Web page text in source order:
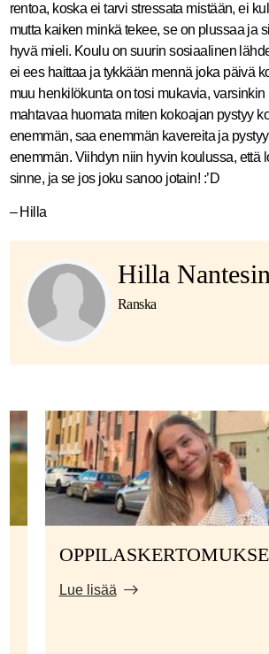
rentoa, koska ei tarvi stressata mistään, ei
mutta kaiken minkä tekee, se on plussaa ja
hyvä mieli. Koulu on suurin sosiaalinen
ei ees haittaa ja tykkään mennä joka päivä
muu henkilökunta on tosi mukavia,
mahtavaa huomata miten kokoajan pystyy
enemmän, saa enemmän kavereita ja
enemmän. Viihdyn niin hyvin koulussa, että
sinne, ja se jos joku sanoo jotain! :’D
– Hilla
Hilla Nantesin
Ranska
Lue lisää